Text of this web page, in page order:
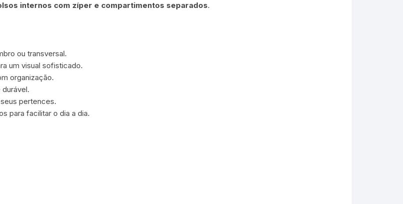
internos com zíper e compartimentos separados.
ou transversal.
um visual sofisticado.
organização.
pertences.
para facilitar o dia a dia.